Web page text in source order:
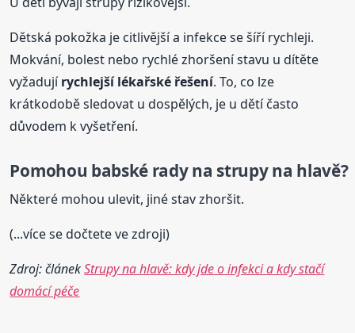
Dětská pokožka je citlivější a infekce se šíří rychleji.
Mokvání, bolest nebo rychlé zhoršení stavu u dítěte
vyžadujírychlejší lékařské řešení. To, co lze
krátkodobě sledovat u dospělých, je u dětí často
důvodem k vyšetření.
Pomohou babské rady na strupy na hlavě?
Některé mohou ulevit, jiné stav zhoršit.
(...více se dočtete ve zdroji)
Zdroj: článekStrupy na hlavě: kdy jde o infekci a kdy stačí
domácí péče